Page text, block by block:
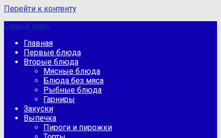
Перейти к контенту
Самый смак
Главная
Первые блюда
Вторые блюда
Мясные блюда
Блюда без мяса
Рыбные блюда
Гарниры
Закуски
Выпечка
Пироги и пирожки